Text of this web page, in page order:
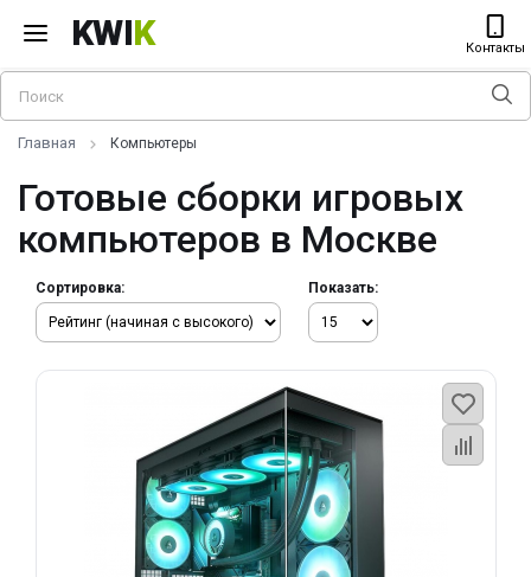
KWIK Контакты
Главная Компьютеры
Готовые сборки игровых
компьютеров в Москве
Сортировка: Показать: